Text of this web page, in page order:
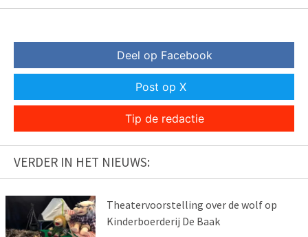
Deel op Facebook
Post op X
Tip de redactie
VERDER IN HET NIEUWS:
Theatervoorstelling over de wolf op
Kinderboerderij De Baak